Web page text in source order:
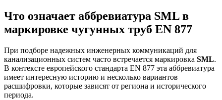
Что означает аббревиатура SML в
маркировке чугунных труб EN 877
При подборе надежных инженерных коммуникаций для
канализационных систем часто встречается маркировка SML.
В контексте европейского стандарта EN 877 эта аббревиатура
имеет интересную историю и несколько вариантов
расшифровки, которые зависят от региона и исторического
периода.